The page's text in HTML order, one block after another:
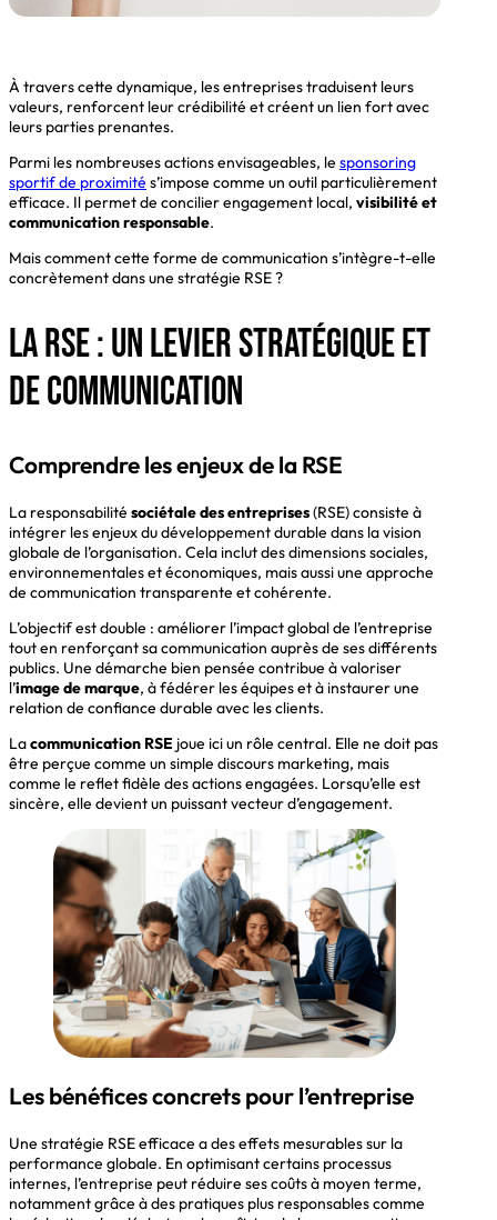
À travers cette dynamique, les entreprises traduisent leurs
valeurs, renforcent leur crédibilité et créent un lien fort avec
leurs parties prenantes.
Parmi les nombreuses actions envisageables, le sponsoring
sportif de proximité s’impose comme un outil particulièrement
efficace. Il permet de concilier engagement local, visibilité et
communication responsable.
Mais comment cette forme de communication s’intègre-t-elle
concrètement dans une stratégie RSE ?
La RSE : un levier stratégique et
de communication
Comprendre les enjeux de la RSE
La responsabilité sociétale des entreprises(RSE) consiste à
intégrer les enjeux du développement durable dans la vision
globale de l’organisation. Cela inclut des dimensions sociales,
environnementales et économiques, mais aussi une approche
de communication transparente et cohérente.
L’objectif est double : améliorer l’impact global de l’entreprise
tout en renforçant sa communication auprès de ses différents
publics. Une démarche bien pensée contribue à valoriser
l’image de marque, à fédérer les équipes et à instaurer une
relation de confiance durable avec les clients.
Lacommunication RSE joue ici un rôle central. Elle ne doit pas
être perçue comme un simple discours marketing, mais
comme le reflet fidèle des actions engagées. Lorsqu’elle est
sincère, elle devient un puissant vecteur d’engagement.
Les bénéfices concrets pour l’entreprise
Une stratégie RSE efficace a des effets mesurables sur la
performance globale. En optimisant certains processus
internes, l’entreprise peut réduire ses coûts à moyen terme,
notamment grâce à des pratiques plus responsables comme